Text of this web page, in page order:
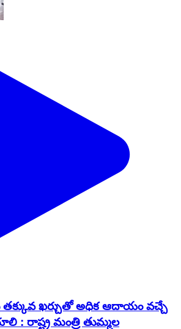
తక్కువ ఖర్చుతో అధిక ఆదాయం వచ్చే
: రాష్ట్ర మంత్రి తుమ్మల